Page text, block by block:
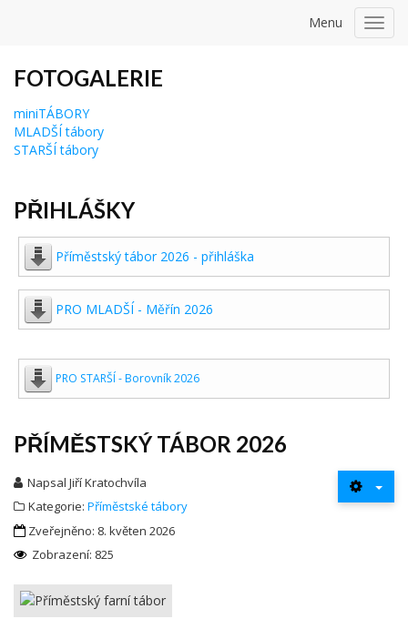
Menu
FOTOGALERIE
miniTÁBORY
MLADŠÍ tábory
STARŠÍ tábory
PŘIHLÁŠKY
Příměstský tábor 2026 - přihláška
PRO MLADŠÍ - Měřín 2026
PRO STARŠÍ - Borovník 2026
PŘÍMĚSTSKÝ TÁBOR 2026
NapsalJiří Kratochvíla
Kategorie: Příměstské tábory
Zveřejněno: 8. květen 2026
Zobrazení: 825